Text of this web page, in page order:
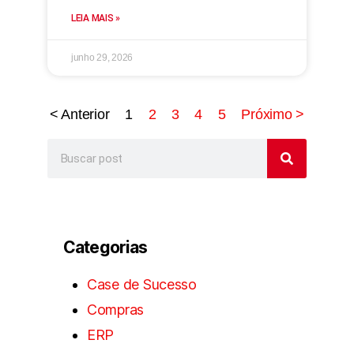
LEIA MAIS »
junho 29, 2026
< Anterior 1 2 3 4 5 Próximo >
Categorias
Case de Sucesso
Compras
ERP